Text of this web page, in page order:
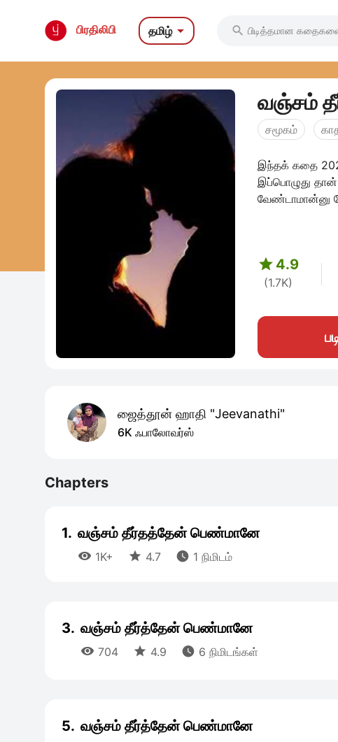
பிரதிலிபி தமிழ் 
வஞ்சம்
சமூகம்
இந்தக் கதை
இப்பொழுது தான்
வேண்டாமான்னு
 4.9
(1.7K)
ஜைத்தூன் ஹாதி "Jeevanathi"
6K ஃபாலோவர்ஸ்
Chapters
1. வஞ்சம் தீர்தத்தேன் பெண்மானே
 1K+  4.7  1 நிமிடம்
3. வஞ்சம் தீர்த்தேன் பெண்மானே
 704  4.9  6 நிமிடங்கள்
5. வஞ்சம் தீர்த்தேன் பெண்மானே